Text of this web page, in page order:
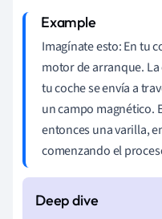
Imagínate esto: En tu
motor de arranque.
tu coche se envía a
un campo magnético.
entonces una varilla,
comenzando el